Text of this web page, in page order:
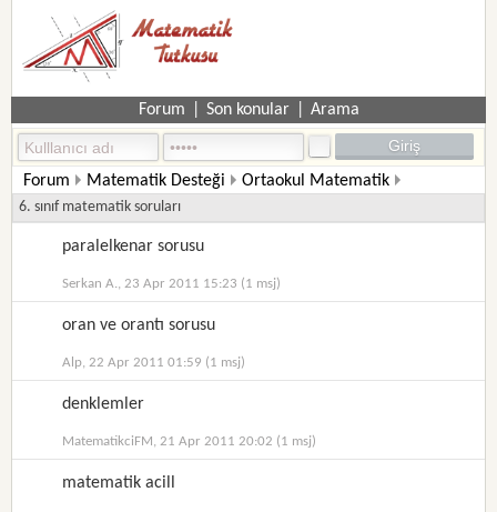
Forum Son konular Arama
Forum Matematik Desteği Ortaokul Matematik
6. sınıf matematik soruları
paralelkenar sorusu
Serkan A., 23 Apr 2011 15:23 (1 msj)
oran ve orantı sorusu
Alp, 22 Apr 2011 01:59 (1 msj)
denklemler
MatematikciFM, 21 Apr 2011 20:02 (1 msj)
matematik acill